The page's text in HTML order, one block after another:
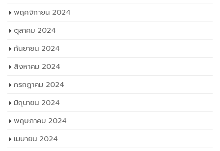
พฤศจิกายน 2024
ตุลาคม 2024
กันยายน 2024
สิงหาคม 2024
กรกฎาคม 2024
มิถุนายน 2024
พฤษภาคม 2024
เมษายน 2024